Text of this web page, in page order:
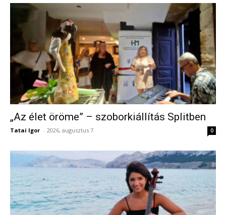
„Az élet öröme” – szoborkiállítás Splitben
Tatai Igor - 2026, augusztus 7. 0